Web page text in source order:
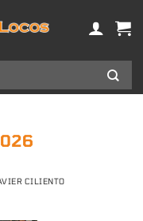
CILIENTO